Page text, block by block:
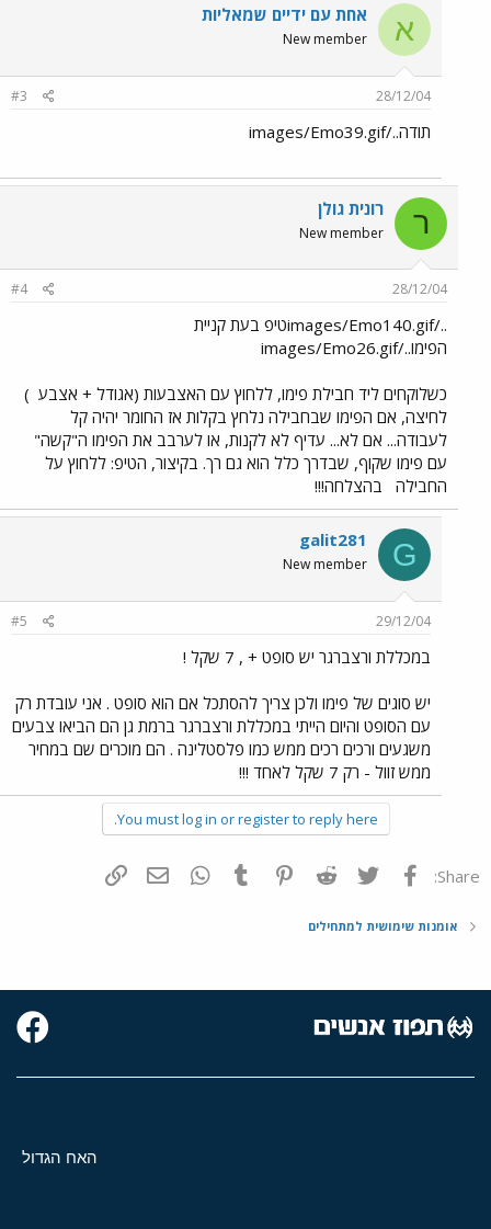
א אחת עם ידיים שמאליות
New member
28/12/04
#3
תודה../images/Emo39.gif
ר רונית גולן
New member
28/12/04
#4
../images/Emo140.gifטיפ בעת קניית
הפימו../images/Emo26.gif
כשלוקחים ליד חבילת פימו, ללחוץ עם האצבעות (אגודל + אצבע )
לחיצה, אם הפימו שבחבילה נלחץ בקלות אז החומר יהיה קל
לעבודה... אם לא... עדיף לא לקנות, או לערבב את הפימו ה"קשה"
עם פימו שקוף, שבדרך כלל הוא גם רך. בקיצור, הטיפ: ללחוץ על
החבילה
בהצלחה!!!
G
galit281
New member
29/12/04
#5
במכללת ורצברגר יש סופט + , 7 שקל !
יש סוגים של פימו ולכן צריך להסתכל אם הוא סופט . אני עובדת רק
עם הסופט והיום הייתי במכללת ורצברגר ברמת גן הם הביאו צבעים
משגעים ורכים רכים ממש כמו פלסטלינה . הם מוכרים שם במחיר
ממש זוול - רק 7 שקל לאחד !!!
You must log in or register to reply here.
Share: פייסבוק Twitter
Reddit
Pinterest
Tumblr
WhatsAppדואר אלקטרוני
אומנות שימושית למתחילים
האח הגדול